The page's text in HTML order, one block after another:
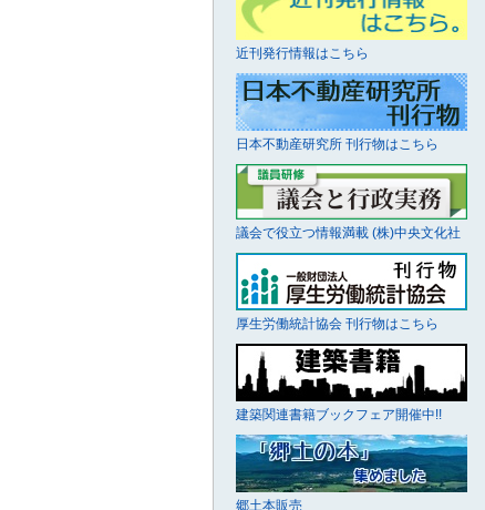
近刊発行情報はこちら
日本不動産研究所 刊行物はこちら
議会で役立つ情報満載 (株)中央文化社
厚生労働統計協会 刊行物はこちら
建築関連書籍ブックフェア開催中!!
郷土本販売